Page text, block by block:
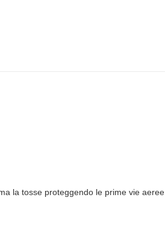
la tosse proteggendo le prime vie aeree.